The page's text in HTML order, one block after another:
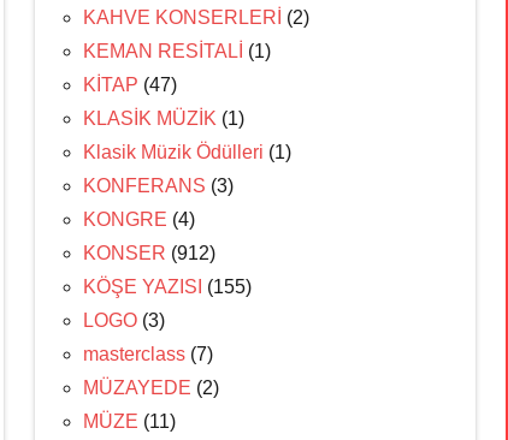
KAHVE KONSERLERİ (2)
KEMAN RESİTALİ (1)
KİTAP (47)
KLASİK MÜZİK (1)
Klasik Müzik Ödülleri (1)
KONFERANS (3)
KONGRE (4)
KONSER (912)
KÖŞE YAZISI (155)
LOGO (3)
masterclass (7)
MÜZAYEDE (2)
MÜZE (11)